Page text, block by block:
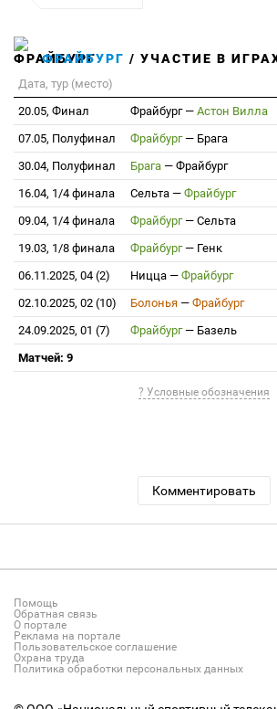
ФРАЙБУРГ / УЧАСТИЕ В
Дата, тур (место)
20.05, Финал
Фрайбург — Астон Вилла
07.05, Полуфинал
Фрайбург — Брага
30.04, Полуфинал
Брага — Фрайбург
16.04, 1/4 финала
Сельта — Фрайбург
09.04, 1/4 финала
Фрайбург — Сельта
19.03, 1/8 финала
Фрайбург — Генк
06.11.2025, 04 (2)
Ницца — Фрайбург
02.10.2025, 02 (10)
Болонья — Фрайбург
24.09.2025, 01 (7)
Фрайбург — Базель
Матчей: 9
? Условные обозначения
Комментировать
Помощь
Обратная связь
О портале
Реклама на портале
Пользовательское соглашение
Охрана труда
Политика обработки персональных данных